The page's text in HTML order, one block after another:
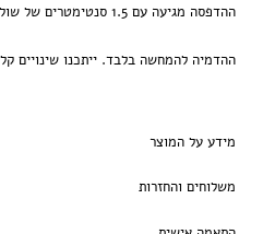
ההדפסה מגיעה עם 1.5 סנטימטרים של שוליים לבנים הנכללים בגודל ההדפסה
ההדמיה להמחשה בלבד. ייתכנו שינויים
מידע על המוצר
משלוחים והחזרות